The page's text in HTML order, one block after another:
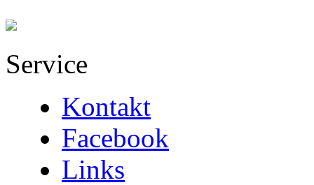
Service
Kontakt
Facebook
Links